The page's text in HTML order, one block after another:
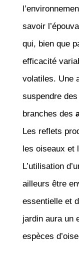
savoir
qui, bien que
efficacité
volatiles. Une
suspendre des
branches des
Les reflets
les oiseaux et
L’utilisation
ailleurs être
essentielle et
jardin aura un
espèces